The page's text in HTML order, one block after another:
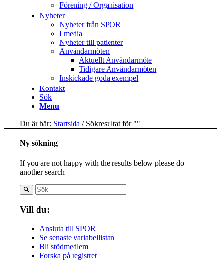
Förening / Organisation
Nyheter
Nyheter från SPOR
I media
Nyheter till patienter
Användarmöten
Aktuellt Användarmöte
Tidigare Användarmöten
Inskickade goda exempel
Kontakt
Sök
Menu
Du är här: Startsida / Sökresultat för ""
Ny sökning
If you are not happy with the results below please do
another search
Vill du:
Ansluta till SPOR
Se senaste variabellistan
Bli stödmedlem
Forska på registret